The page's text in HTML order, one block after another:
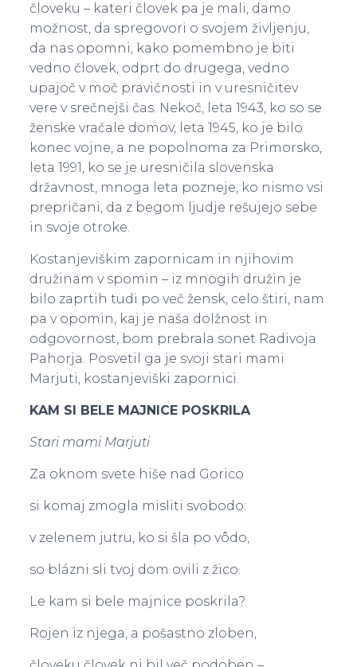
človeku – kateri človek pa je mali, damo
možnost, da spregovori o svojem življenju,
da nas opomni, kako pomembno je biti
vedno človek, odprt do drugega, vedno
upajoč v moč pravičnosti in v uresničitev
vere v srečnejši čas. Nekoč, leta 1943, ko so se
ženske vračale domov, leta 1945, ko je bilo
konec vojne, a ne popolnoma za Primorsko,
leta 1991, ko se je uresničila slovenska
državnost, mnoga leta pozneje, ko nismo vsi
prepričani, da z begom ljudje rešujejo sebe
in svoje otroke.
Kostanjeviškim zapornicam in njihovim
družinam v spomin – iz mnogih družin je
bilo zaprtih tudi po več žensk, celo štiri, nam
pa v opomin, kaj je naša dolžnost in
odgovornost, bom prebrala sonet Radivoja
Pahorja. Posvetil ga je svoji stari mami
Marjuti, kostanjeviški zapornici.
KAM SI BELE MAJNICE POSKRILA
Stari mami Marjuti
Za oknom svete hiše nad Gorico
si komaj zmogla misliti svobodo:
v zelenem jutru, ko si šla po vôdo,
so blázni sli tvoj dom ovili z žico.
Le kam si bele majnice poskrila?
Rojen iz njega, a pošastno zloben,